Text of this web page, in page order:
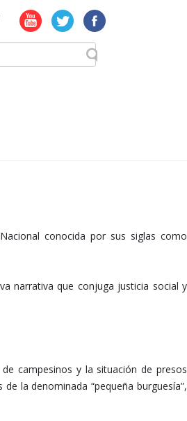
conocida por sus siglas como
narrativa que conjuga justicia social y
campesinos y la situación de presos
la denominada “pequeña burguesía”,